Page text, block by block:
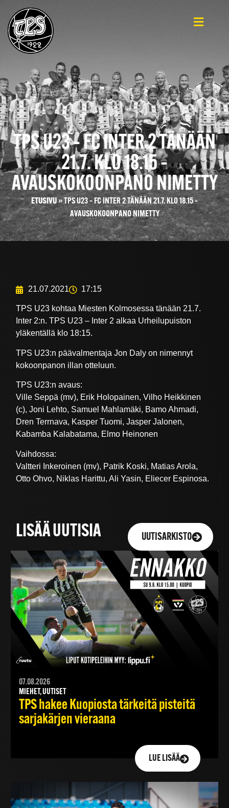
TPS U23 – FC INTER 2 TÄNÄÄN
21.7. KLO 18.15 –
AVAUSKOKOONPANO NIMETTY
ETUSIVU»TPS U23 – FC INTER 2 TÄNÄÄN 21.7. KLO 18.15 –
AVAUSKOKOONPANO NIMETTY
21.07.2021 17:15
TPS U23 kohtaa Miesten Kolmosessa tänään 21.7.
Inter 2:n. TPS U23 – Inter 2 alkaa Urheilupuiston
yläkentällä klo 18:15.
TPS U23:n päävalmentaja Jon Daly on nimennyt
kokoonpanon illan otteluun.
TPS U23:n avaus:
Ville Seppä (mv), Erik Holopainen, Vilho Heikkinen
(c), Joni Lehto, Samuel Mahlamäki, Bamo Ahmadi,
Dren Terrnava, Kasper Tuomi, Jasper Jalonen,
Kabamba Kalabatama, Elmo Heinonen
Vaihdossa:
Valtteri Inkeroinen (mv), Patrik Koski, Matias Arola,
Otto Ohvo, Niklas Harittu, Ali Yasin, Eliecer Espinosa.
LISÄÄ UUTISIA UUTISARKISTO
07.08.2026
MIEHET, UUTISET
TPS hakee Kuopiosta tärkeitä pisteitä
sarjakärjen vieraana
LUE LISÄÄ